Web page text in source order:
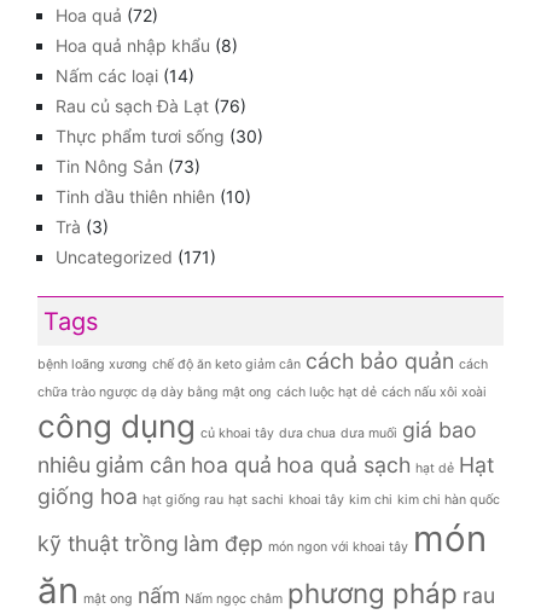
Hoa quả (72)
Hoa quả nhập khẩu (8)
Nấm các loại (14)
Rau củ sạch Đà Lạt (76)
Thực phẩm tươi sống (30)
Tin Nông Sản (73)
Tinh dầu thiên nhiên (10)
Trà (3)
Uncategorized (171)
Tags
bệnh loãng xương chế độ ăn keto giảm cân cách bảo quản cách
chữa trào ngược dạ dày bằng mật ong cách luộc hạt dẻ cách nấu xôi xoài
công dụng củ khoai tây dưa chua dưa muối giá bao
nhiêu giảm cân hoa quả hoa quả sạch hạt dẻ Hạt
giống hoa hạt giống rau hạt sachi khoai tây kim chi kim chi hàn quốc
kỹ thuật trồng làm đẹp món ngon với khoai tây món
ăn mật ong nấm Nấm ngọc châm phương pháp rau